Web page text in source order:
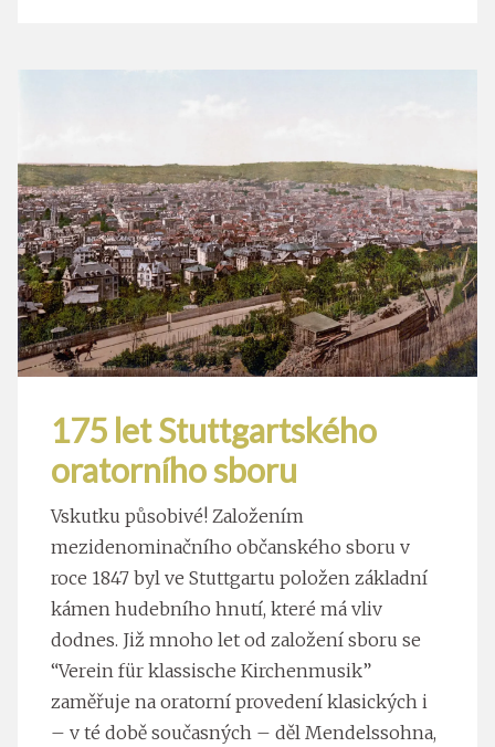
175 let Stuttgartského
oratorního sboru
Vskutku působivé! Založením
mezidenominačního občanského sboru v
roce 1847 byl ve Stuttgartu položen základní
kámen hudebního hnutí, které má vliv
dodnes. Již mnoho let od založení sboru se
“Verein für klassische Kirchenmusik”
zaměřuje na oratorní provedení klasických i
– v té době současných – děl Mendelssohna,